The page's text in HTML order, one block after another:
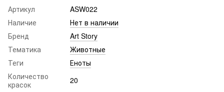
Артикул
ASW022
Наличие
Нет в наличии
Бренд
Art Story
Тематика
Животные
Теги
Еноты
Количество
красок
20